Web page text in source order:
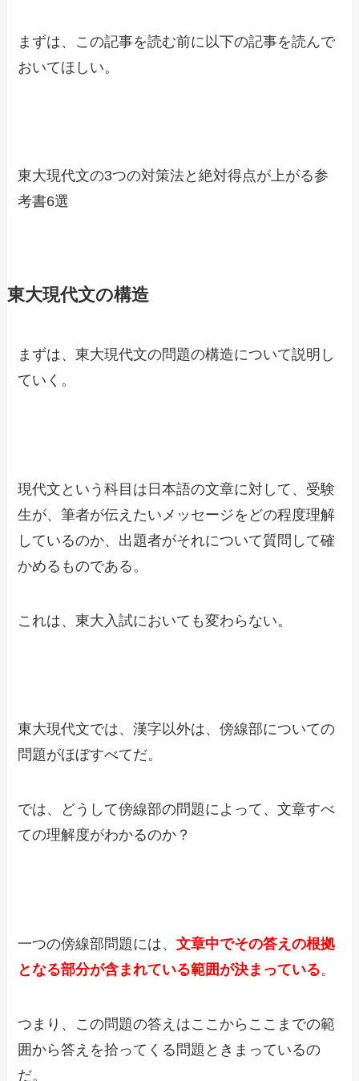
まずは、この記事を読む前に以下の記事を読んで
おいてほしい。
東大現代文の3つの対策法と絶対得点が上がる参
考書6選
東大現代文の構造
まずは、東大現代文の問題の構造について説明し
ていく。
現代文という科目は日本語の文章に対して、受験
生が、筆者が伝えたいメッセージをどの程度理解
しているのか、出題者がそれについて質問して確
かめるものである。
これは、東大入試においても変わらない。
東大現代文では、漢字以外は、傍線部についての
問題がほぼすべてだ。
では、どうして傍線部の問題によって、文章すべ
ての理解度がわかるのか？
一つの傍線部問題には、文章中でその答えの根拠
となる部分が含まれている範囲が決まっている。
つまり、この問題の答えはここからここまでの範
囲から答えを拾ってくる問題ときまっているの
だ。